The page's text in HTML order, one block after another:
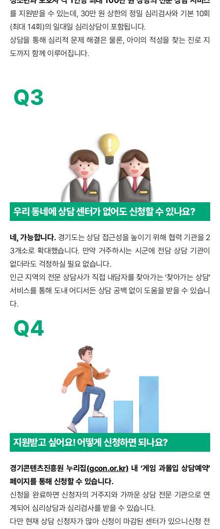
를 지원받을 수 있는데, 30만 원 상한의 정밀 심리검사와 기본 10회
(최대 14회)의 일대일 심리상담이 포함됩니다.
상담을 통해 심리적 문제 해결은 물론, 아이의 적성을 찾는 진로 지
도까지 함께 이루어집니다.
Q3
우리 동네에 상담 센터가 없어도신청할 수 있나요?
네, 가능합니다. 경기도는 상담 접근성을 높이기 위해 협력 기관을 2
3개소로 확대했습니다. 만약 거주하시는 시군에 전담 상담 기관이
없더라도 걱정하실 필요 없습니다.
인근 지역의 전문 상담사가 직접 내담자를 찾아가는 ‘찾아가는 상담’
서비스를 통해 도내 어디서든 상담 공백 없이 도움을 받을 수 있습니
다.
Q4
지원받고 싶어요!어떻게 신청하면 되나요?
경기콘텐츠진흥원 누리집(gcon.or.kr) 내 ‘게임 과몰입 상담예약’
페이지를 통해 신청할 수 있습니다.
신청을 완료하면 신청자의 거주지와 가까운 상담 전문 기관으로 연
계되어 심리상담과 심리검사를 받을 수 있습니다.
다만 현재 상담 신청자가 많아 신청이 마감된 센터가 있으니신청 전